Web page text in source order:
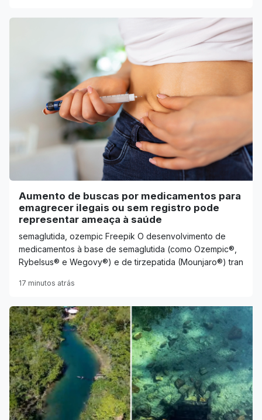
Aumento de buscas por medicamentos para
emagrecer ilegais ou sem registro pode
representar ameaça à saúde
semaglutida, ozempic Freepik O desenvolvimento de
medicamentos à base de semaglutida (como Ozempic®,
Rybelsus® e Wegovy®) e de tirzepatida (Mounjaro®) tran
17 minutos atrás